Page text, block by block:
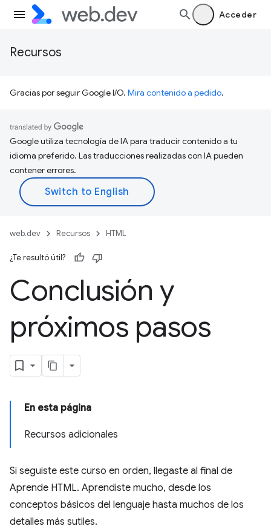
Acceder
Recursos
Gracias por seguir Google I/O. Mira contenido a pedido.
Google utiliza tecnología de IA para traducir contenido a tu
idioma preferido. Las traducciones realizadas con IA pueden
contener errores.
web.dev Recursos HTML
¿Te resultó útil?
Conclusión y
próximos pasos
En esta página
Recursos adicionales
Si seguiste este curso en orden, llegaste al final de
Aprende HTML. Aprendiste mucho, desde los
conceptos básicos del lenguaje hasta muchos de los
detalles más sutiles.